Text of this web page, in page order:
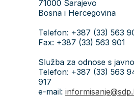
71000 Sarajevo
Bosna i Hercegovina
Telefon: +387 (33) 563
Fax: +387 (33) 563 901
Služba za odnose s
Telefon: +387 (33) 563
917
e-mail: